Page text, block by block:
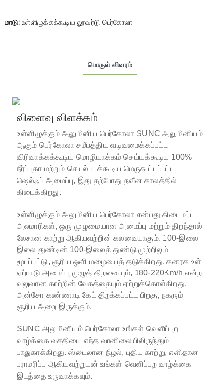
மாடு:உள்ளிழுக்கக்கூடிய லூவர்டு பெர்கோலா
பொருள் விவரம்
விளைவு விளக்கம்
உள்ளிழுக்கும் அலுமினிய பெர்கோலா SUNC அலுமினியம்
ஆகும்பெர்கோலாசமீபத்திய வடிவமைக்கப்பட்ட
விரிவாக்கக்கூடிய மொழியாக்கம் செய்யக்கூடிய 100%
நீர்ப்புகா மற்றும் செயல்படக்கூடிய மெருகூட்டப்பட்ட
ஷெல்ஃப் அமைப்பு, இது தற்போது நவீன காலத்தில்
கிடைக்கிறது.
உள்ளிழுக்கும் அலுமினிய பெர்கோலா என்பது கிடைமட்ட
அலமாரிகள், ஒரு முழுமையான அமைப்பு மற்றும் திறந்தால்
லேசான காற்று ஆகியவற்றின் கலவையாகும். 100-இலை
இலை துண்டின் 100-இலைத் துண்டு முற்றிலும்
மூடப்பட்டு, சூரிய ஒளி மழையைத் தடுக்கிறது.கனரக உள்
ஏற்பாடு அமைப்பு முழுத் திறனையும், 180-220Km/h என்ற
வலுவான காற்றின் வேகத்தையும் ஏற்றுக்கொள்கிறது.
அன்சோ கண்ணாடி கேட் திறக்கப்பட்ட பிறகு, நகரும்
சூரிய அறை இருக்கும்.
SUNC அலுமினியம் பெர்கோலா உங்கள் வெளிப்புற
வாழ்க்கை வசதியை எந்த வானிலையிலிருந்தும்
பாதுகாக்கிறது. ஸ்டைலான நிழல், புதிய காற்று, எளிதான
பராமரிப்பு ஆகியவற்றுடன் உங்கள் வெளிப்புற வாழ்க்கை
இடத்தை உருவாக்கவும்.